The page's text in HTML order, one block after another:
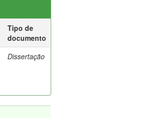
Tipo de
documento
Dissertação